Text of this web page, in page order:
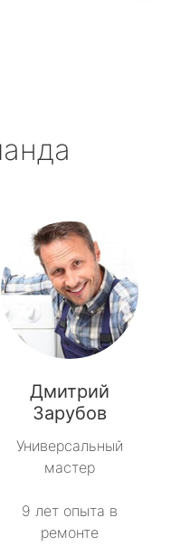
Дмитрий
Зарубов
Универсальный
мастер
9 лет опыта в
ремонте